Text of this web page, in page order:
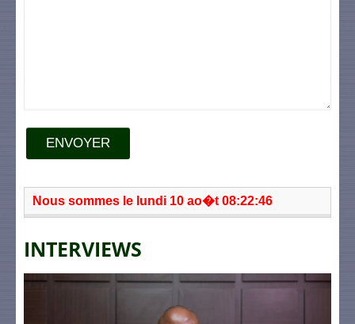
ENVOYER
Nous sommes le lundi 10 ao�t 08:22:46
INTERVIEWS